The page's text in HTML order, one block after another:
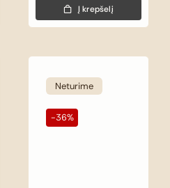
19,00 €.
16,00 €.
Į krepšelį
Neturime
-36%